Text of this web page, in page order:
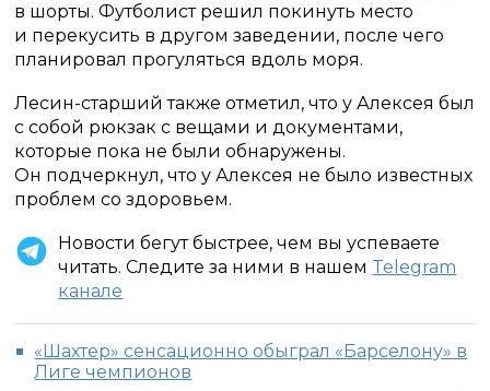
в шорты. Футболист решил покинуть место
и перекусить в другом заведении, после чего
планировал прогуляться вдоль моря.
Лесин-старший также отметил, что у Алексея был
с собой рюкзак с вещами и документами,
которые пока не были обнаружены.
Он подчеркнул, что у Алексея не было известных
проблем со здоровьем.
Новости бегут быстрее, чем вы успеваете
читать. Следите за ними в нашем Telegram
канале
«Шахтер» сенсационно обыграл «Барселону» в
Лиге чемпионов